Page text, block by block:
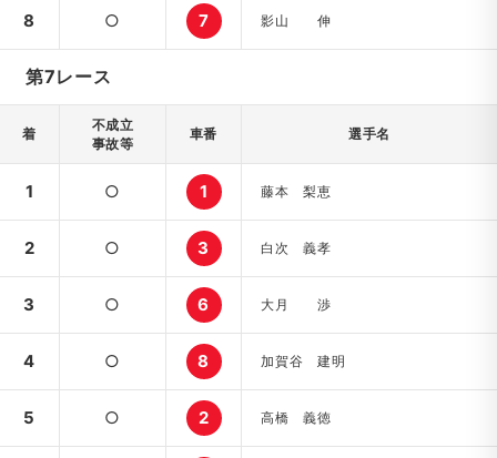
8 ○ 7 影山 伸
第7レース
着
不成立
事故等
車番 選手名
1 ○ 1 藤本 梨恵
2 ○ 3 白次 義孝
3 ○ 6 大月 渉
4 ○ 8 加賀谷 建明
5 ○ 2 高橋 義徳